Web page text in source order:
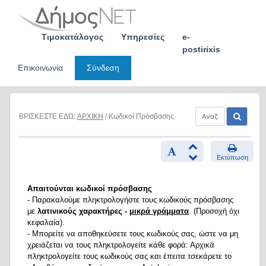
Τιμοκατάλογος Υπηρεσίες
e-
postirixis
Επικοινωνία
Σύνδεση
ΒΡΙΣΚΕΣΤΕ ΕΔΩ: ΑΡΧΙΚΗ / Κωδικοί Πρόσβασης
Εκτύπωση
Απαιτούνται κωδικοί πρόσβασης
- Παρακαλούμε πληκτρολογήστε τους κωδικούς πρόσβασης
με λατινικούς χαρακτήρες - μικρά γράμματα (Προσοχή όχι
κεφαλαία).
- Μπορείτε να αποθηκεύσετε τους κωδικούς σας, ώστε να μη
χρειάζεται να τους πληκτρολογείτε κάθε φορά: Αρχικά
πληκτρολογείτε τους κωδικούς σας και έπειτα τσεκάρετε το